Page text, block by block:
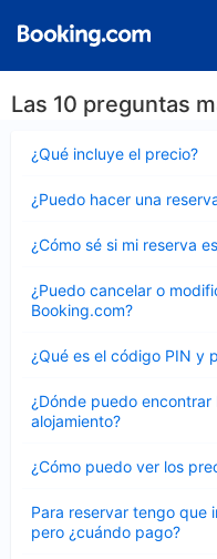
Las 10 preguntas
¿Qué incluye el precio?
cerrado
¿Puedo hacer una
cerrado
¿Cómo sé si mi reserva
cerrado
¿Puedo cancelar o
Booking.com?
cerrado
¿Qué es el código PIN y
cerrado
¿Dónde puedo
alojamiento?
cerrado
¿Cómo puedo ver los
cerrado
Para reservar tengo que
pero ¿cuándo pago?
cerrado